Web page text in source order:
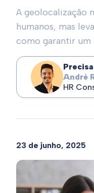
A geolocalização
humanos, mas
como garantir um
André
HR
23 de junho, 2025